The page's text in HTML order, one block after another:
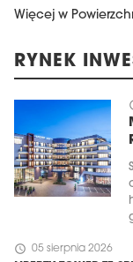
Więcej w
RYNEK
schedule 05 sierpnia 2026